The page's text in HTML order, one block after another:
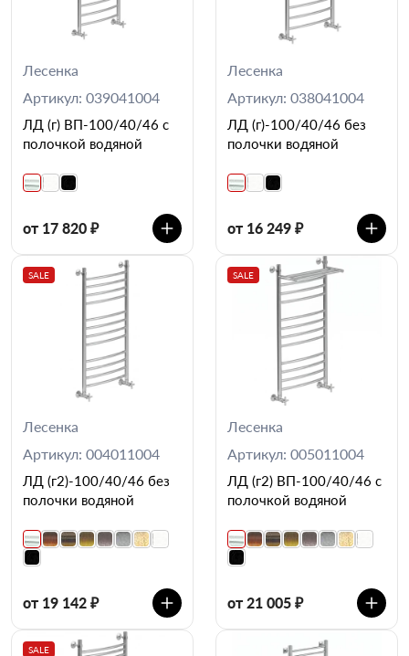
Лесенка
Артикул: 039041004
ЛД (г) ВП-100/40/46 с
полочкой водяной
от 17 820 ₽
Лесенка
Артикул: 038041004
ЛД (г)-100/40/46 без
полочки водяной
от 16 249 ₽
SALE
Лесенка
Артикул: 004011004
ЛД (г2)-100/40/46 без
полочки водяной
от 19 142 ₽
SALE
Лесенка
Артикул: 005011004
ЛД (г2) ВП-100/40/46 с
полочкой водяной
от 21 005 ₽
SALE